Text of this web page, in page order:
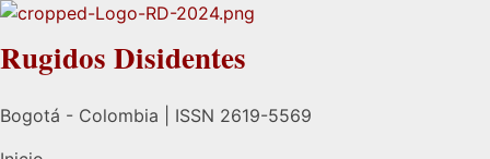
Rugidos Disidentes
Bogotá - Colombia | ISSN 2619-5569